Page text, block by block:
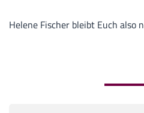
Helene Fischer bleibt Euch also